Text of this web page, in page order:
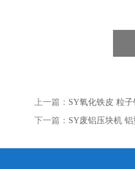
上一篇： SY氧化铁皮 粒
下一篇： SY废铝压块机